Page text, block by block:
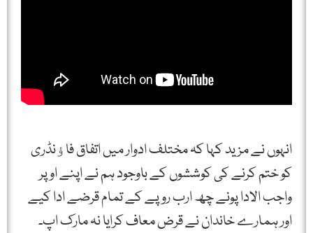
انہوں نے مزید کہا کہ مختلف ادوار میں اتفاق فاﺅنڈری
کو ختم کرنے کی کوششوں کے باوجود ہم نے اپنے اوپر
واجب الادا پونے چھ ارب روپے کے تمام قرضے ادا کیے
اور ہمارے خاندان نے قرض معاف کرایا نہ مارک اپ۔